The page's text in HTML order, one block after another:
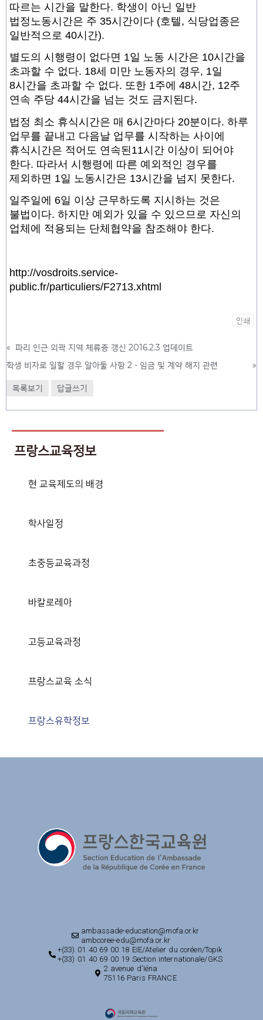
따르는 시간을 말한다. 학생이 아닌 일반
법정노동시간은 주 35시간이다 (호텔, 식당업종은
일반적으로 40시간).
별도의 시행령이 없다면 1일 노동 시간은 10시간을
초과할 수 없다. 18세 미만 노동자의 경우, 1일
8시간을 초과할 수 없다. 또한 1주에 48시간, 12주
연속 주당 44시간을 넘는 것도 금지된다.
법정 최소 휴식시간은 매 6시간마다 20분이다. 하루
업무를 끝내고 다음날 업무를 시작하는 사이에
휴식시간은 적어도 연속된11시간 이상이 되어야
한다. 따라서 시행령에 따른 예외적인 경우를
제외하면 1일 노동시간은 13시간을 넘지 못한다.
일주일에 6일 이상 근무하도록 지시하는 것은
불법이다. 하지만 예외가 있을 수 있으므로 자신의
업체에 적용되는 단체협약을 참조해야 한다.
http://vosdroits.service-
public.fr/particuliers/F2713.xhtml
인쇄
« 파리 인근 외곽 지역 체류증 갱신 2016.2.3 업데이트
학생 비자로 일할 경우 알아둘 사항 2 - 임금 및 계약 해지 관련
»
목록보기 답글쓰기
프랑스교육정보
현 교육제도의 배경
학사일정
초중등교육과정
바칼로레아
고등교육과정
프랑스교육 소식
프랑스유학정보
ambassade-education@mofa.or.kr
ambcoree-edu@mofa.or.kr
+(33) 01 40 69 00 18 EIE/Atelier du coréen/Topik
+(33) 01 40 69 00 19 Section internationale/GKS
2 avenue d'Iéna
75116 Paris FRANCE